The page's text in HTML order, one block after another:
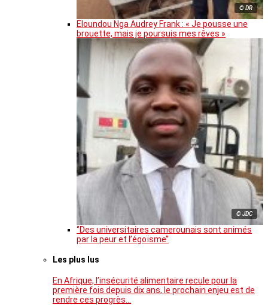
© DR
Eloundou Nga Audrey Frank : « Je pousse une
brouette, mais je poursuis mes rêves »
© JDC
‘’Des universitaires camerounais sont animés
par la peur et l’égoïsme’’
Les plus lus
En Afrique, l’insécurité alimentaire recule pour la
première fois depuis dix ans, le prochain enjeu est de
rendre ces progrès…